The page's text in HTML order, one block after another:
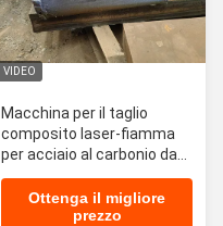
VIDEO
Macchina per il taglio
composito laser-fiamma
per acciaio al carbonio da
50-200mm
Ottenga il migliore
prezzo